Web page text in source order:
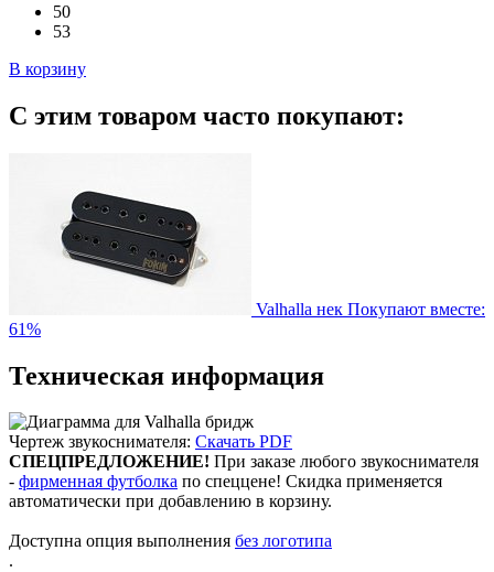
50
53
В корзину
С этим товаром часто покупают:
Valhalla нек Покупают вместе:
61%
Техническая информация
Чертеж звукоснимателя: Скачать PDF
СПЕЦПРЕДЛОЖЕНИЕ! При заказе любого звукоснимателя
- фирменная футболка по спеццене! Скидка применяется
автоматически при добавлению в корзину.
Доступна опция выполнения без логотипа
.